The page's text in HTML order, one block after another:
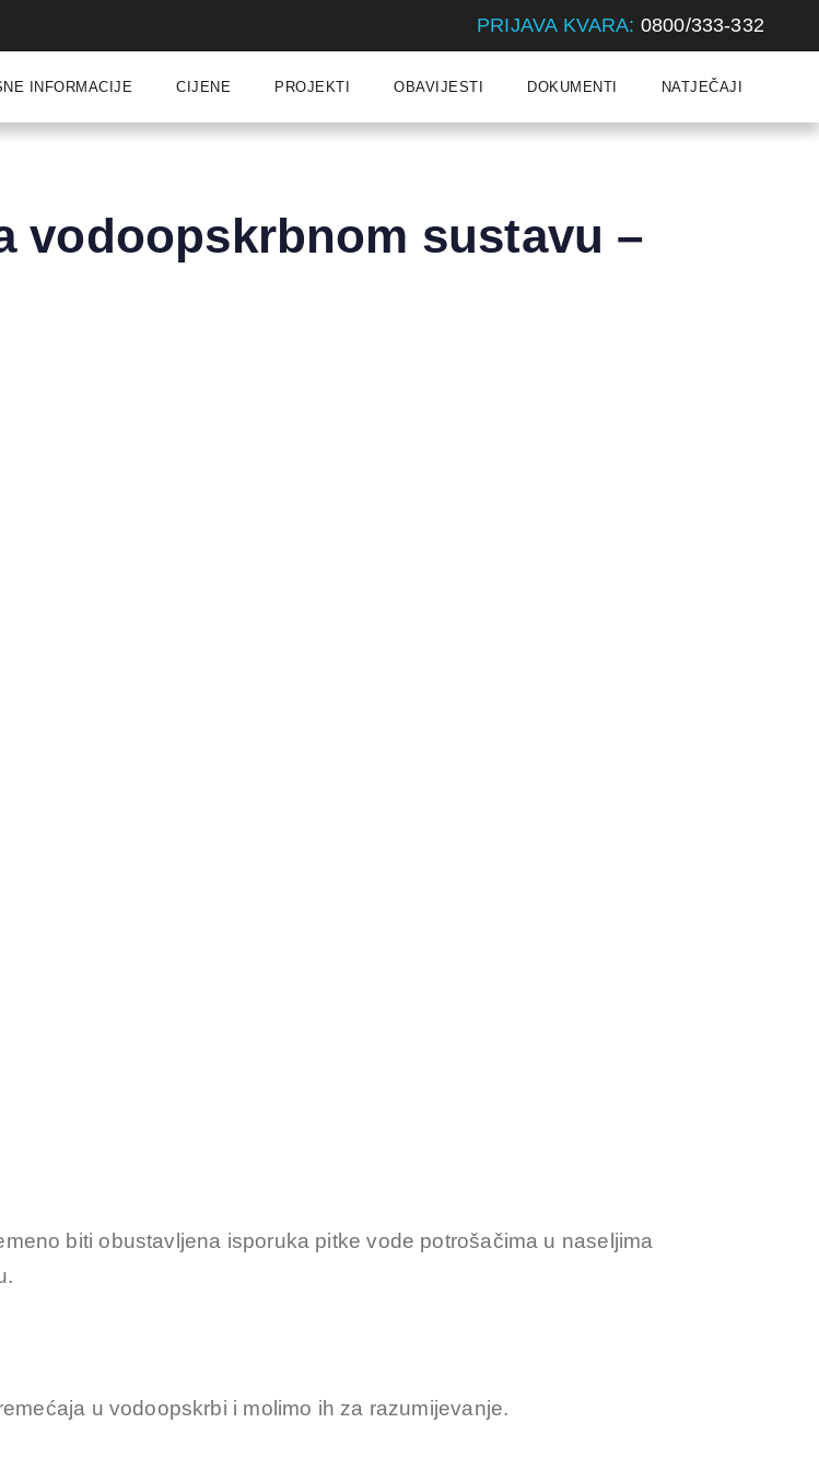
PRIJAVA KVARA: 0800/333-332
INFORMACIJE CIJENE PROJEKTI OBAVIJESTI DOKUMENTI NATJEČAJI
vodoopskrbnom sustavu –
biti obustavljena isporuka pitke vode potrošačima u naseljima
u vodoopskrbi i molimo ih za razumijevanje.